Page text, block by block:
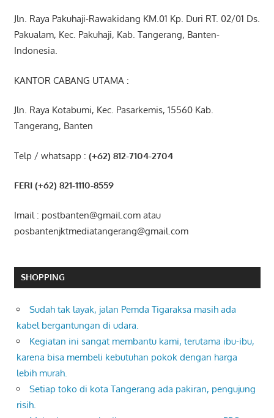
Jln. Raya Pakuhaji-Rawakidang KM.01 Kp. Duri RT. 02/01 Ds.
Pakualam, Kec. Pakuhaji, Kab. Tangerang, Banten-
Indonesia.
KANTOR CABANG UTAMA :
Jln. Raya Kotabumi, Kec. Pasarkemis, 15560 Kab.
Tangerang, Banten
Telp / whatsapp : (+62) 812-7104-2704
FERI (+62) 821-1110-8559
Imail : postbanten@gmail.com atau
posbantenjktmediatangerang@gmail.com
SHOPPING
Sudah tak layak, jalan Pemda Tigaraksa masih ada
kabel bergantungan di udara.
Kegiatan ini sangat membantu kami, terutama ibu-ibu,
karena bisa membeli kebutuhan pokok dengan harga
lebih murah.
Setiap toko di kota Tangerang ada pakiran, pengujung
risih.